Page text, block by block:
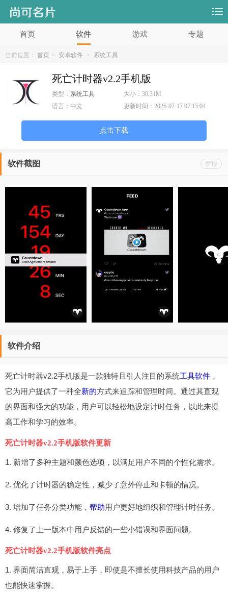
首页 软件 游戏 专题
当前位置： 首页 > 安卓软件 > 系统工具
死亡计时器v2.2手机版
类型： 系统工具 大小：30.31M
语言： 中文 更新时间：2026-07-17 07:15:04
点击下载
举报
软件截图
软件介绍
死亡计时器v2.2手机版是一款独特且引人注目的系统工具软件 ，
它为用户提供了一种全新的方式来追踪和管理时间。通过其直观
的界面和强大的功能，用户可以轻松地设定计时任务，以此来提
高工作和学习的效率。
死亡计时器v2.2手机版软件更新
1. 新增了多种主题和颜色选项，以满足用户不同的个性化需求。
2. 优化了计时器的稳定性，减少了意外停止和卡顿的情况。
3. 增加了任务分类功能， 帮助用户更好地组织和管理计时任务。
4. 修复了上一版本中用户反馈的一些小错误和界面问题。
死亡计时器v2.2手机版软件亮点
1. 界面简洁直观，易于上手，即使是不擅长使用科技产品的用户
也能快速掌握。